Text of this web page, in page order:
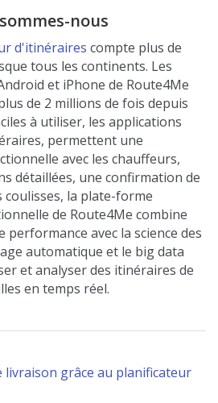
nous
d'itinéraires compte plus de
tous les continents. Les
et iPhone de Route4Me
de 2 millions de fois depuis
à utiliser, les applications
permettent une
avec les chauffeurs,
détaillées, une confirmation de
coulisses, la plate-forme
de Route4Me combine
avec la science des
automatique et le big data
et analyser des itinéraires de
en temps réel.
livraison grâce au planificateur